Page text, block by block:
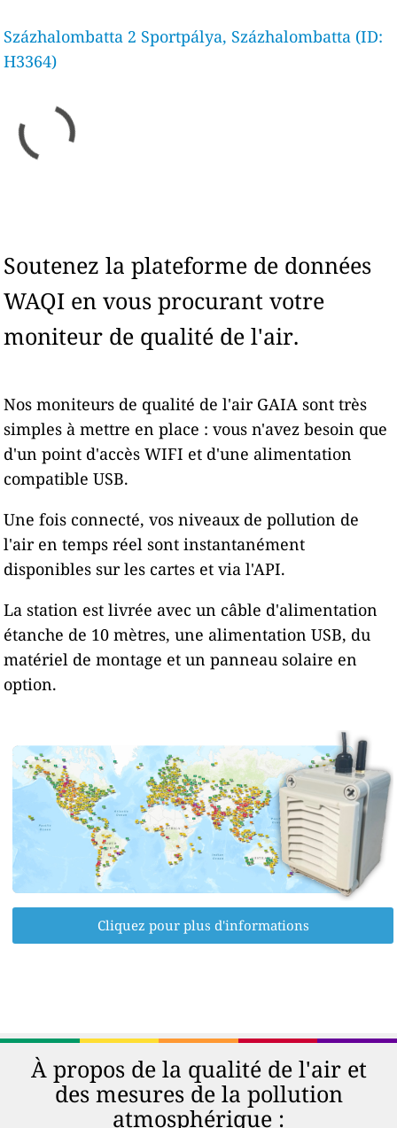
Százhalombatta 2 Sportpálya, Százhalombatta (ID:
H3364)
Soutenez la plateforme de données
WAQI en vous procurant votre
moniteur de qualité de l'air.
Nos moniteurs de qualité de l'air GAIA sont très
simples à mettre en place : vous n'avez besoin que
d'un point d'accès WIFI et d'une alimentation
compatible USB.
Une fois connecté, vos niveaux de pollution de
l'air en temps réel sont instantanément
disponibles sur les cartes et via l'API.
La station est livrée avec un câble d'alimentation
étanche de 10 mètres, une alimentation USB, du
matériel de montage et un panneau solaire en
option.
Cliquez pour plus d'informations
À propos de la qualité de l'air et
des mesures de la pollution
atmosphérique :